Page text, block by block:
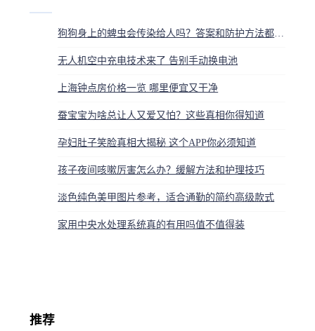
狗狗身上的蜱虫会传染给人吗？答案和防护方法都在这
无人机空中充电技术来了 告别手动换电池
上海钟点房价格一览 哪里便宜又干净
蚕宝宝为啥总让人又爱又怕？这些真相你得知道
孕妇肚子笑脸真相大揭秘 这个APP你必须知道
孩子夜间咳嗽厉害怎么办？缓解方法和护理技巧
淡色纯色美甲图片参考，适合通勤的简约高级款式
家用中央水处理系统真的有用吗值不值得装
推荐